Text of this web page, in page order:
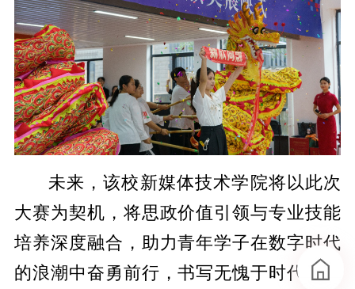
未来，该校新媒体技术学院将以此次
大赛为契机，将思政价值引领与专业技能
培养深度融合，助力青年学子在数字时代
的浪潮中奋勇前行，书写无愧于时代的青